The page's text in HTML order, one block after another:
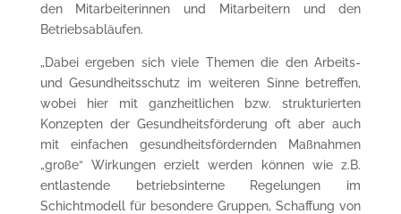
den Mitarbeiterinnen und Mitarbeitern und den
Betriebsabläufen.
„Dabei ergeben sich viele Themen die den Arbeits-
und Gesundheitsschutz im weiteren Sinne betreffen,
wobei hier mit ganzheitlichen bzw. strukturierten
Konzepten der Gesundheitsförderung oft aber auch
mit einfachen gesundheitsfördernden Maßnahmen
„große“ Wirkungen erzielt werden können wie z.B.
entlastende betriebsinterne Regelungen im
Schichtmodell für besondere Gruppen, Schaffung von